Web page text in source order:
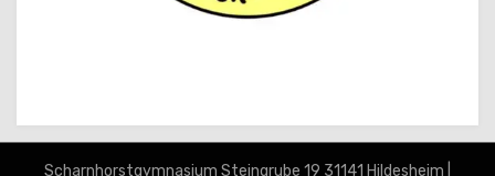
Scharnhorst­gymnasium Steingrube 19 31141 Hildesheim |